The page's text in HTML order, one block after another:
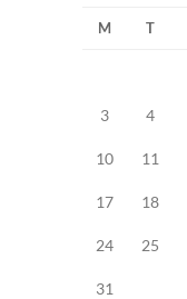
M T
3 4
10 11
17 18
24 25
31